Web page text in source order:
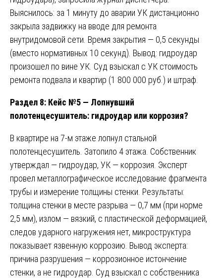
Выяснилось: за 1 минуту до аварии УК дистанционно
закрыла задвижку на вводе для ремонта
внутридомовой сети. Время закрытия — 0,5 секунды
(вместо нормативных 10 секунд). Вывод: гидроудар
произошел по вине УК. Суд взыскал с УК стоимость
ремонта подвала и квартир (1 800 000 руб.) и штраф.
Раздел 8: Кейс №5 — Лопнувший
полотенцесушитель: гидроудар или коррозия?
В квартире на 7-м этаже лопнул стальной
полотенцесушитель. Затопило 4 этажа. Собственник
утверждал — гидроудар, УК — коррозия. Эксперт
провел металлографическое исследование фрагмента
трубы и измерение толщины стенки. Результаты:
толщина стенки в месте разрыва — 0,7 мм (при норме
2,5 мм), излом — вязкий, с пластической деформацией,
следов ударного нагружения нет, микроструктура
показывает язвенную коррозию. Вывод эксперта:
причина разрушения — коррозионное истончение
стенки, а не гидроудар. Суд взыскал с собственника